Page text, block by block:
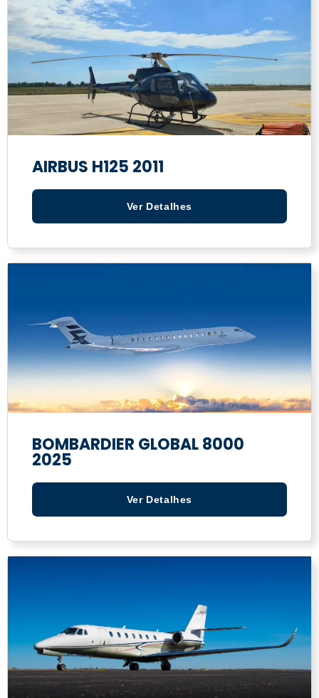
AIRBUS H125 2011
Ver Detalhes
BOMBARDIER GLOBAL 8000
2025
Ver Detalhes